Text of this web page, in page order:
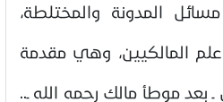
المدونة والمختلطة،
المالكيين، وهي مقدمة
موطأ مالك رحمه الله ـ..